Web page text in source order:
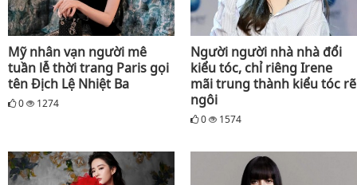
Mỹ nhân vạn người mê
tuần lễ thời trang Paris gọi
tên Địch Lệ Nhiệt Ba
0 1274
Người người nhà nhà đổi
kiểu tóc, chỉ riêng Irene
mãi trung thành kiểu tóc rẽ
ngôi
0 1574